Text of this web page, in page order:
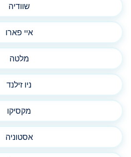
שוודיה
איי פארו
מלטה
ניו זילנד
מקסיקו
אסטוניה